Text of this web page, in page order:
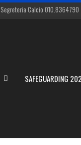
Segreteria Calcio 010.8364790
SAFEGUARDING